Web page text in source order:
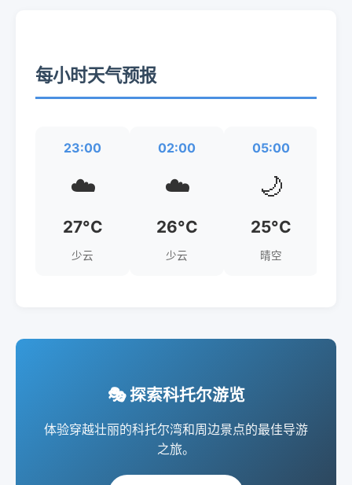
每小时天气预报
23:00
☁️
27°C
少云
02:00
☁️
26°C
少云
05:00
🌙
25°C
晴空
🎭 探索科托尔游览
体验穿越壮丽的科托尔湾和周边景点的最佳导游
之旅。